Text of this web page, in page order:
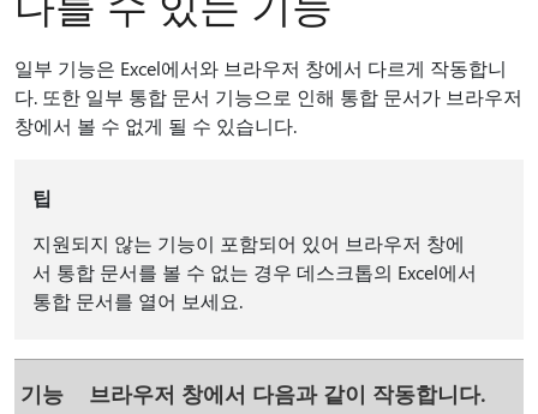
일부 기능은 Excel에서와 브라우저 창에서 다르게 작동합니
다. 또한 일부 통합 문서 기능으로 인해 통합 문서가 브라우저
창에서 볼 수 없게 될 수 있습니다.
팁
지원되지 않는 기능이 포함되어 있어 브라우저 창에
서 통합 문서를 볼 수 없는 경우 데스크톱의 Excel에서
통합 문서를 열어 보세요.
기능 브라우저 창에서 다음과 같이 작동합니다.